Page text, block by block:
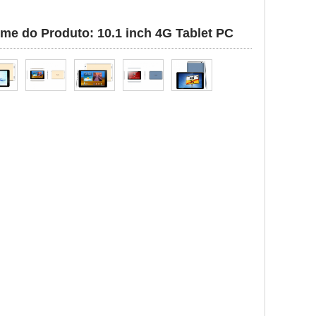
do Produto: 10.1 inch 4G Tablet PC